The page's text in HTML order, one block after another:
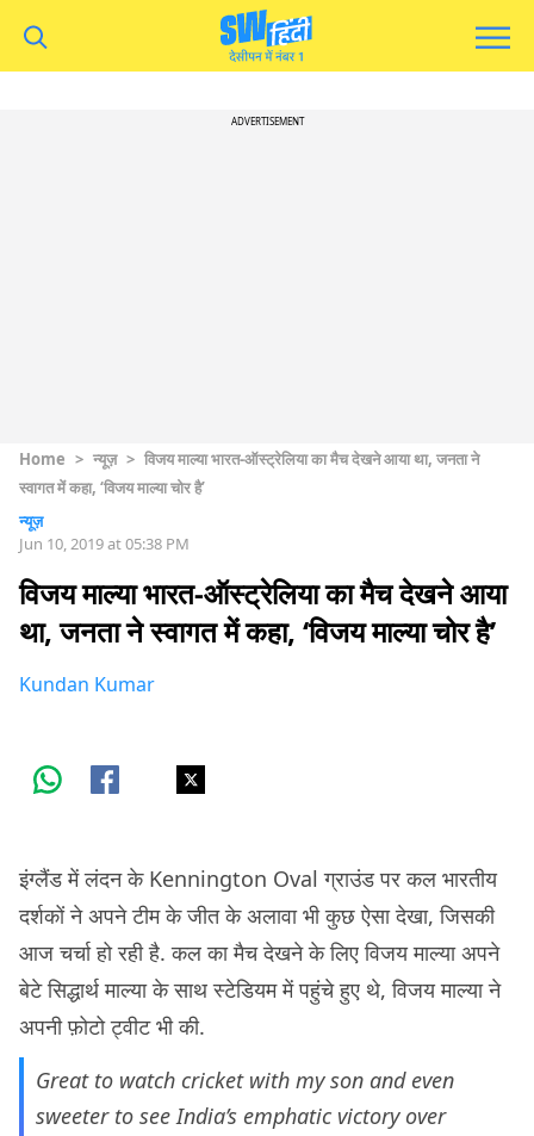
ADVERTISEMENT
Home > न्यूज़ > विजय माल्या भारत-ऑस्ट्रेलिया का मैच देखने आया था, जनता ने
स्वागत में कहा, ‘विजय माल्या चोर है’
न्यूज़
Jun 10, 2019 at 05:38 PM
विजय माल्या भारत-ऑस्ट्रेलिया का मैच देखने आया
था, जनता ने स्वागत में कहा, ‘विजय माल्या चोर है’
Kundan Kumar
इंग्लैंड में लंदन के Kennington Oval ग्राउंड पर कल भारतीय
दर्शकों ने अपने टीम के जीत के अलावा भी कुछ ऐसा देखा, जिसकी
आज चर्चा हो रही है. कल का मैच देखने के लिए विजय माल्या अपने
बेटे सिद्धार्थ माल्या के साथ स्टेडियम में पहुंचे हुए थे, विजय माल्या ने
अपनी फ़ोटो ट्वीट भी की.
Great to watch cricket with my son and even
sweeter to see India’s emphatic victory over